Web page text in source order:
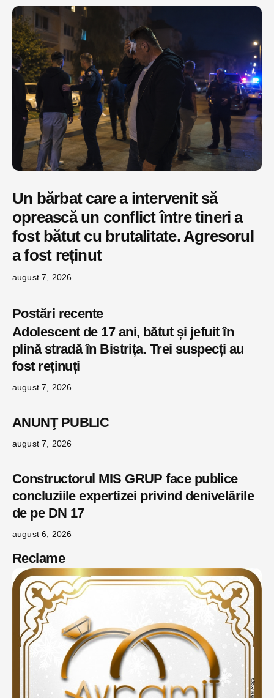
Un bărbat care a intervenit să
oprească un conflict între tineri a
fost bătut cu brutalitate. Agresorul
a fost reținut
august 7, 2026
Postări recente
Adolescent de 17 ani, bătut și jefuit în
plină stradă în Bistrița. Trei suspecți au
fost reținuți
august 7, 2026
ANUNŢ PUBLIC
august 7, 2026
Constructorul MIS GRUP face publice
concluziile expertizei privind denivelările
de pe DN 17
august 6, 2026
Reclame